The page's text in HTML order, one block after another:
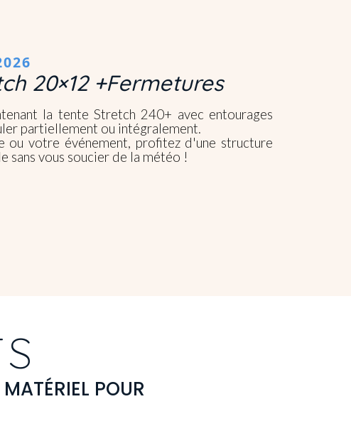
20×12 +Fermetures
la tente Stretch 240+ avec entourages
partiellement ou intégralement.
ou votre événement, profitez d'une structure
sans vous soucier de la météo !
POUR